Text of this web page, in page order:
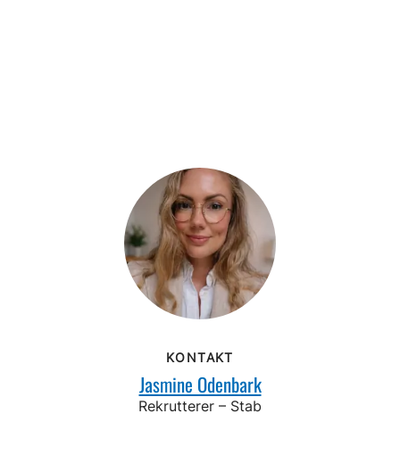
KONTAKT
Jasmine Odenbark
Rekrutterer – Stab